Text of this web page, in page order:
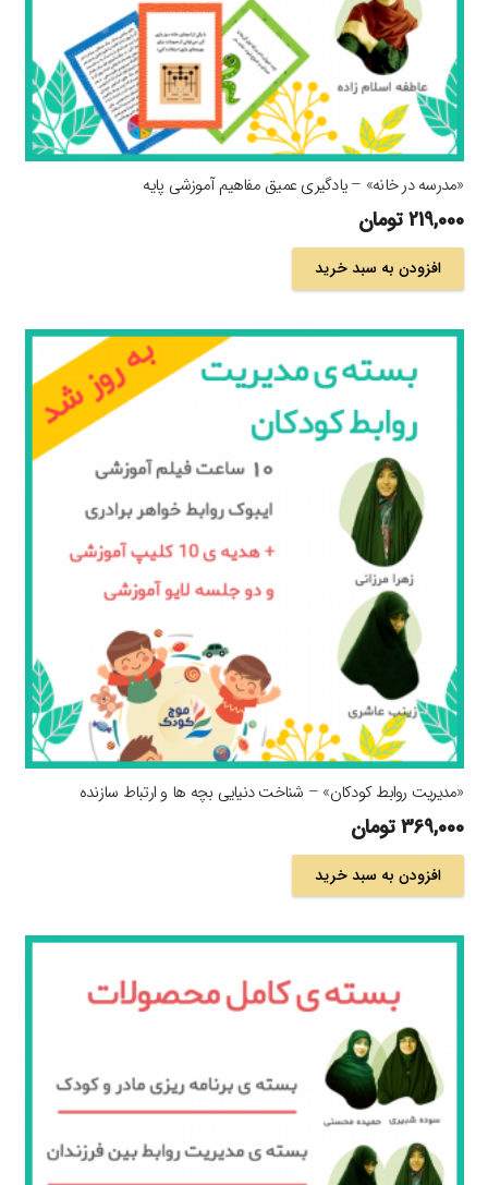
«مدرسه در خانه» – یادگیری عمیق مفاهیم آموزشی پایه
219,000تومان
افزودن به سبد خرید
«مدیریت روابط کودکان» – شناخت دنیایی بچه ها و ارتباط سازنده
369,000تومان
افزودن به سبد خرید